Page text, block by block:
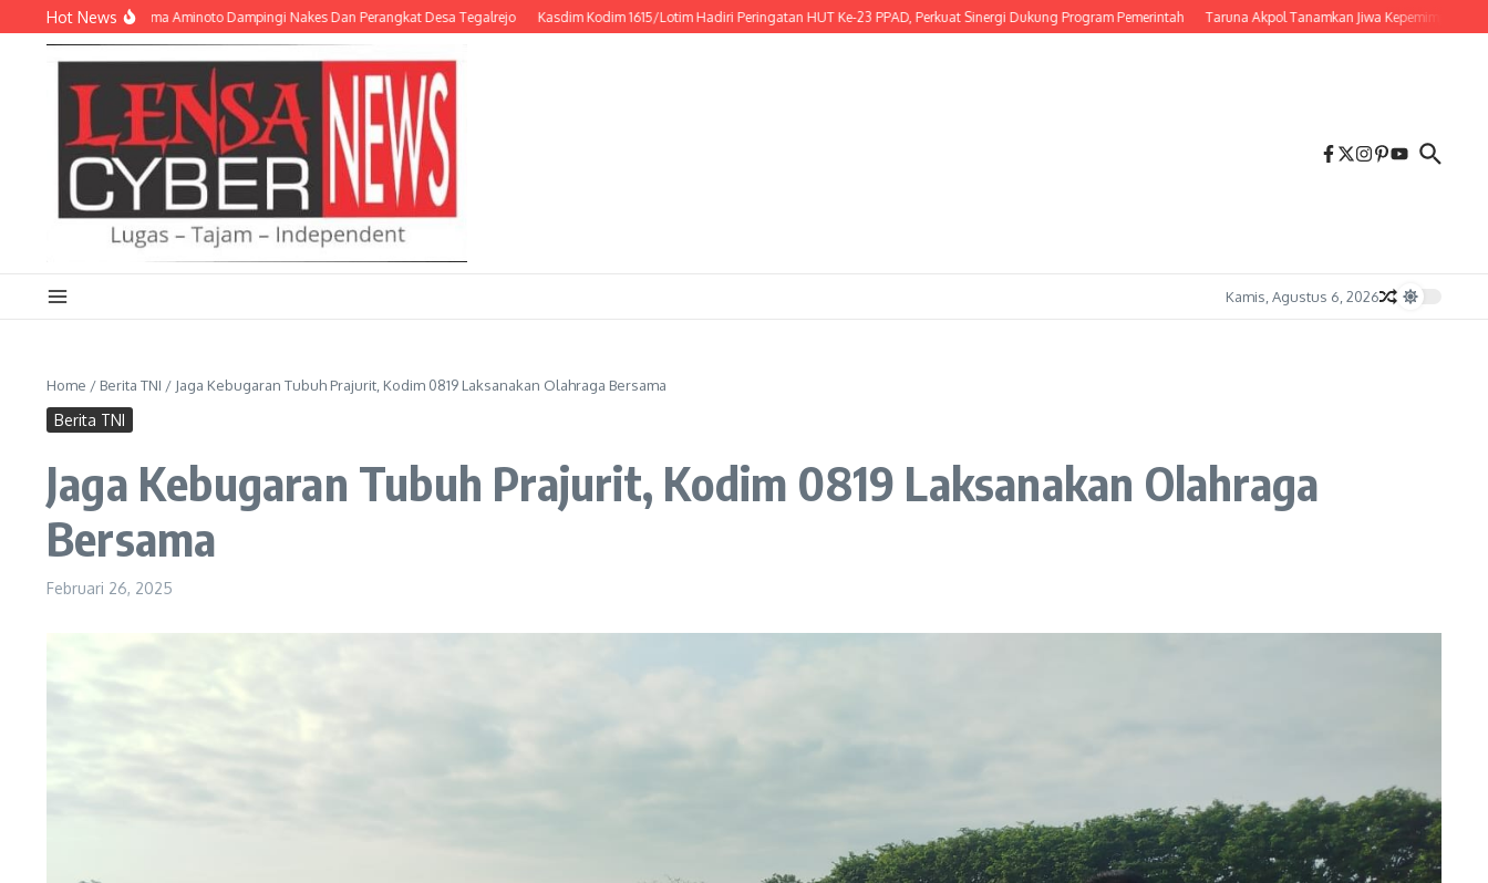
Lewati ke konten
Hot News
Stunting, Serma Aminoto Dampingi Nakes Dan Perangkat Desa Tegalrejo Kasdim Kodim 1615/Lotim Hadiri Peringatan HUT Ke-23 PPAD, Perkuat Sinergi Dukung Program Pemerintah Taruna Akpol Tanamkan Jiwa Kepemimpinan Melalui
Kamis, Agustus 6, 2026
Home / Berita TNI / Jaga Kebugaran Tubuh Prajurit, Kodim 0819 Laksanakan Olahraga Bersama
Berita TNI
Jaga Kebugaran Tubuh Prajurit, Kodim 0819 Laksanakan Olahraga
Bersama
Februari 26, 2025